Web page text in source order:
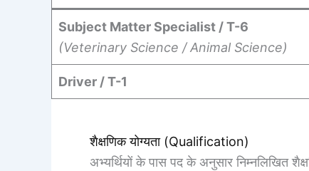
Subject Matter Specialist / T-6
(Veterinary Science / Animal Science)
Driver / T-1
शैक्षणिक योग्यता (Qualification)
अभ्यर्थियों के पास पद के अनुसार निम्नलिखित